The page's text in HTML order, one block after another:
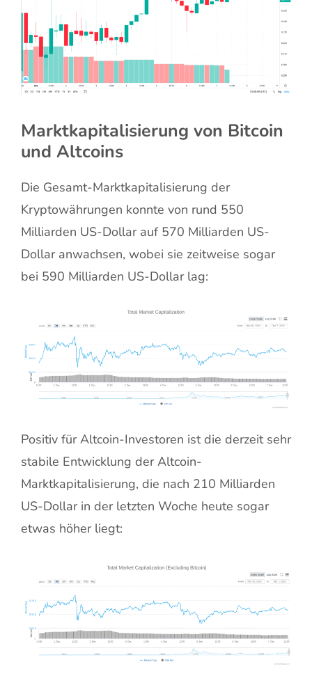
Marktkapitalisierung von Bitcoin
und Altcoins
Die Gesamt-Marktkapitalisierung der
Kryptowährungen konnte von rund 550
Milliarden US-Dollar auf 570 Milliarden US-
Dollar anwachsen, wobei sie zeitweise sogar
bei 590 Milliarden US-Dollar lag:
Positiv für Altcoin-Investoren ist die derzeit sehr
stabile Entwicklung der Altcoin-
Marktkapitalisierung, die nach 210 Milliarden
US-Dollar in der letzten Woche heute sogar
etwas höher liegt: